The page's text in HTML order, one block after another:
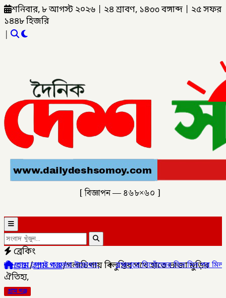
শনিবার, ৮ আগস্ট ২০২৬ ২৪ শ্রাবণ, ১৪৩৩ বঙ্গাব্দ
২৫ সফর
১৪৪৮ হিজরি
|
[ বিজ্ঞাপন — ৪৬৮×৬০ ]
ব্রেকিং
কাজের উদ্বোধন,✦ব্রহ্মপুত্রে নিখোঁজের তিন দিন পর মিলল কৃষকের
হোম/গ্রাম গঞ্জ/গলাচিপায় বিলুপ্তির পথে হাতে ভাজা মুড়ির
ঐতিহ্য,
গ্রাম গঞ্জ